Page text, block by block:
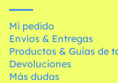
Mi pedido
Envíos & Entregas
Productos & Guías de
Devoluciones
Más dudas